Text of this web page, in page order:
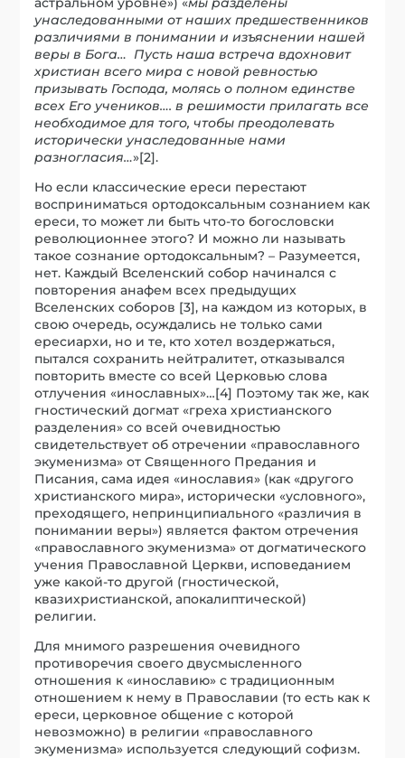
унаследованными от наших предшественников
различиями в понимании и изъяснении нашей
веры в Бога… Пусть наша встреча вдохновит
христиан всего мира с новой ревностью
призывать Господа, молясь о полном единстве
всех Его учеников…. в решимости прилагать все
необходимое для того, чтобы преодолевать
исторически унаследованные нами
разногласия…»[2].
Но если классические ереси перестают
восприниматься ортодоксальным сознанием как
ереси, то может ли быть что-то богословски
революционнее этого? И можно ли называть
такое сознание ортодоксальным? – Разумеется,
нет. Каждый Вселенский собор начинался с
повторения анафем всех предыдущих
Вселенских соборов [3], на каждом из которых, в
свою очередь, осуждались не только сами
ересиархи, но и те, кто хотел воздержаться,
пытался сохранить нейтралитет, отказывался
повторить вместе со всей Церковью слова
отлучения «инославных»…[4] Поэтому так же, как
гностический догмат «греха христианского
разделения» со всей очевидностью
свидетельствует об отречении «православного
экуменизма» от Священного Предания и
Писания, сама идея «инославия» (как «другого
христианского мира», исторически «условного»,
преходящего, непринципиального «различия в
понимании веры») является фактом отречения
«православного экуменизма» от догматического
учения Православной Церкви, исповеданием
уже какой-то другой (гностической,
квазихристианской, апокалиптической)
религии.
Для мнимого разрешения очевидного
противоречия своего двусмысленного
отношения к «инославию» с традиционным
отношением к нему в Православии (то есть как к
ереси, церковное общение с которой
невозможно) в религии «православного
экуменизма» используется следующий софизм.